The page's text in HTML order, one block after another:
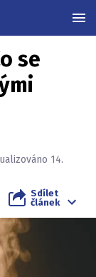
se
14.
Sdílet
článek